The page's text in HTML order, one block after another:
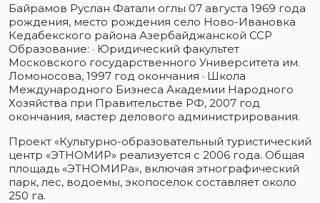
Байрамов Руслан Фатали оглы 07 августа 1969 года
рождения, место рождения село Ново-Ивановка
Кедабекского района Азербайджанской ССР
Образование: · Юридический факультет
Московского государственного Университета им.
Ломоносова, 1997 год окончания · Школа
Международного Бизнеса Академии Народного
Хозяйства при Правительстве РФ, 2007 год
окончания, мастер делового администрирования.
Проект «Культурно-образовательный туристический
центр «ЭТНОМИР» реализуется с 2006 года. Общая
площадь «ЭТНОМИРа», включая этнографический
парк, лес, водоемы, экопоселок составляет около
250 га.